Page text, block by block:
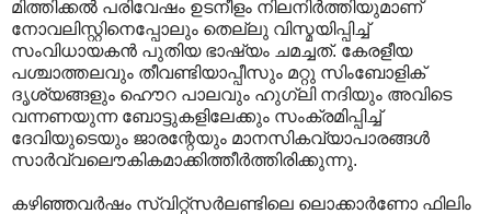
മിത്തിക്കല്‍ പരിവേഷം ഉടനീളം നിലനിര്‍ത്തിയുമാണ്
നോവലിസ്റ്റിനെപ്പോലും തെല്ലു വിസ്മയിപ്പിച്ച്
സംവിധായകന്‍ പുതിയ ഭാഷ്യം ചമച്ചത്. കേരളീയ
പശ്ചാത്തലവും തീവണ്ടിയാപ്പീസും മറ്റു സിംബോളിക്
ദൃശ്യങ്ങളും ഹൌറ പാലവും ഹുഗ്ലി നദിയും അവിടെ
വന്നണയുന്ന ബോട്ടുകളിലേക്കും സംക്രമിപ്പിച്ച്
ദേവിയുടെയും ജാരന്റേയും മാന‍സികവ്യാപാരങ്ങള്‍
സാര്‍വ്വലൌകികമാക്കിത്തീര്‍ത്തിരിക്കുന്നു.
കഴിഞ്ഞവര്‍ഷം സ്വിറ്റ്സര്‍ലണ്ടിലെ ലൊക്കാര്‍ണോ ഫിലിം